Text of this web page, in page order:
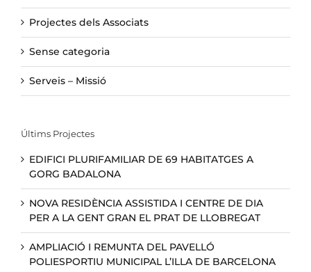
Projectes dels Associats
Sense categoria
Serveis – Missió
Últims Projectes
EDIFICI PLURIFAMILIAR DE 69 HABITATGES A
GORG BADALONA
NOVA RESIDÈNCIA ASSISTIDA I CENTRE DE DIA
PER A LA GENT GRAN EL PRAT DE LLOBREGAT
AMPLIACIÓ I REMUNTA DEL PAVELLÓ
POLIESPORTIU MUNICIPAL L’ILLA DE BARCELONA